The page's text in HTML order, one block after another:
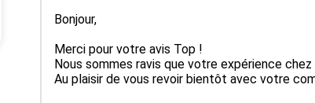
Bonjour,
Merci pour votre avis Top !
Nous sommes ravis que votre expérience
Au plaisir de vous revoir bientôt avec votre